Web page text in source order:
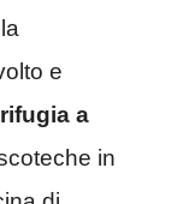
e
a
in